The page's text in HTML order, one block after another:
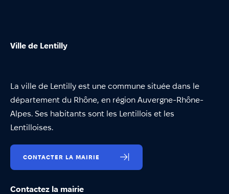
Ville de Lentilly
La ville de Lentilly est une commune située dans le
département du Rhône, en région Auvergne-Rhône-
Alpes. Ses habitants sont les Lentillois et les
Lentilloises.
CONTACTER LA MAIRIE
Contactez la mairie